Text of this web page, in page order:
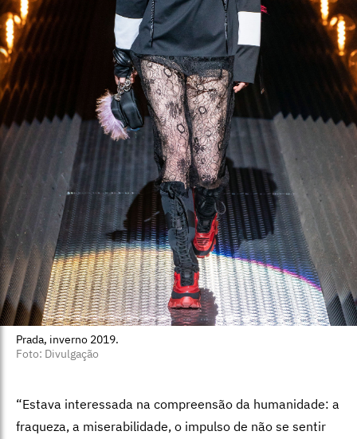
Prada, inverno 2019.
Foto: Divulgação
“Estava interessada na compreensão da humanidade: a
fraqueza, a miserabilidade, o impulso de não se sentir